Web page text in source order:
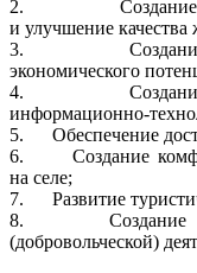
2. Создание
и улучшение качества
3. Создание
экономического
4. Создание
информационно-
5. Обеспечение
6. Создание
на селе;
7. Развитие
8. Создание
(добровольческой)